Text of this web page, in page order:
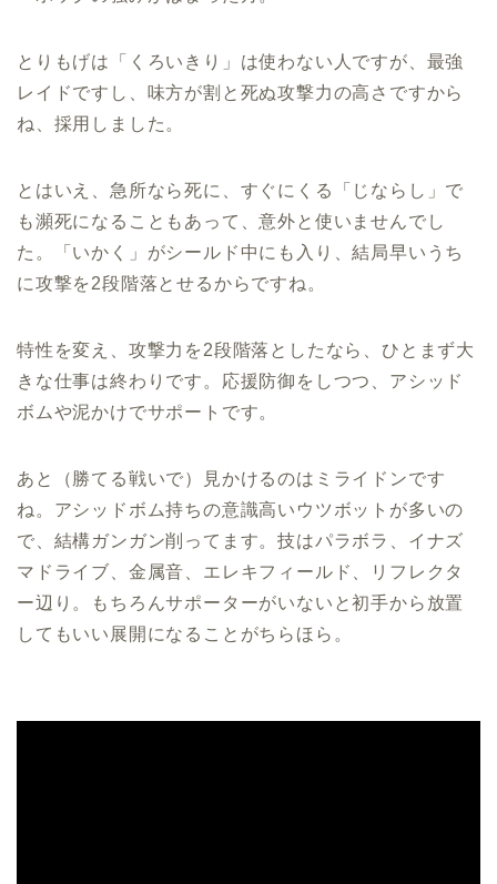
とりもげは「くろいきり」は使わない人ですが、最強
レイドですし、味方が割と死ぬ攻撃力の高さですから
ね、採用しました。
とはいえ、急所なら死に、すぐにくる「じならし」で
も瀕死になることもあって、意外と使いませんでし
た。「いかく」がシールド中にも入り、結局早いうち
に攻撃を2段階落とせるからですね。
特性を変え、攻撃力を2段階落としたなら、ひとまず大
きな仕事は終わりです。応援防御をしつつ、アシッド
ボムや泥かけでサポートです。
あと（勝てる戦いで）見かけるのはミライドンです
ね。アシッドボム持ちの意識高いウツボットが多いの
で、結構ガンガン削ってます。技はパラボラ、イナズ
マドライブ、金属音、エレキフィールド、リフレクタ
ー辺り。もちろんサポーターがいないと初手から放置
してもいい展開になることがちらほら。